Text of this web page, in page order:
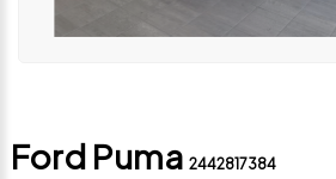
Ford Puma 2442817384